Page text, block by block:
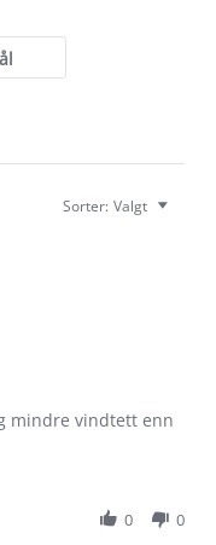
Sorter: Valgt
mindre vindtett enn
0 0